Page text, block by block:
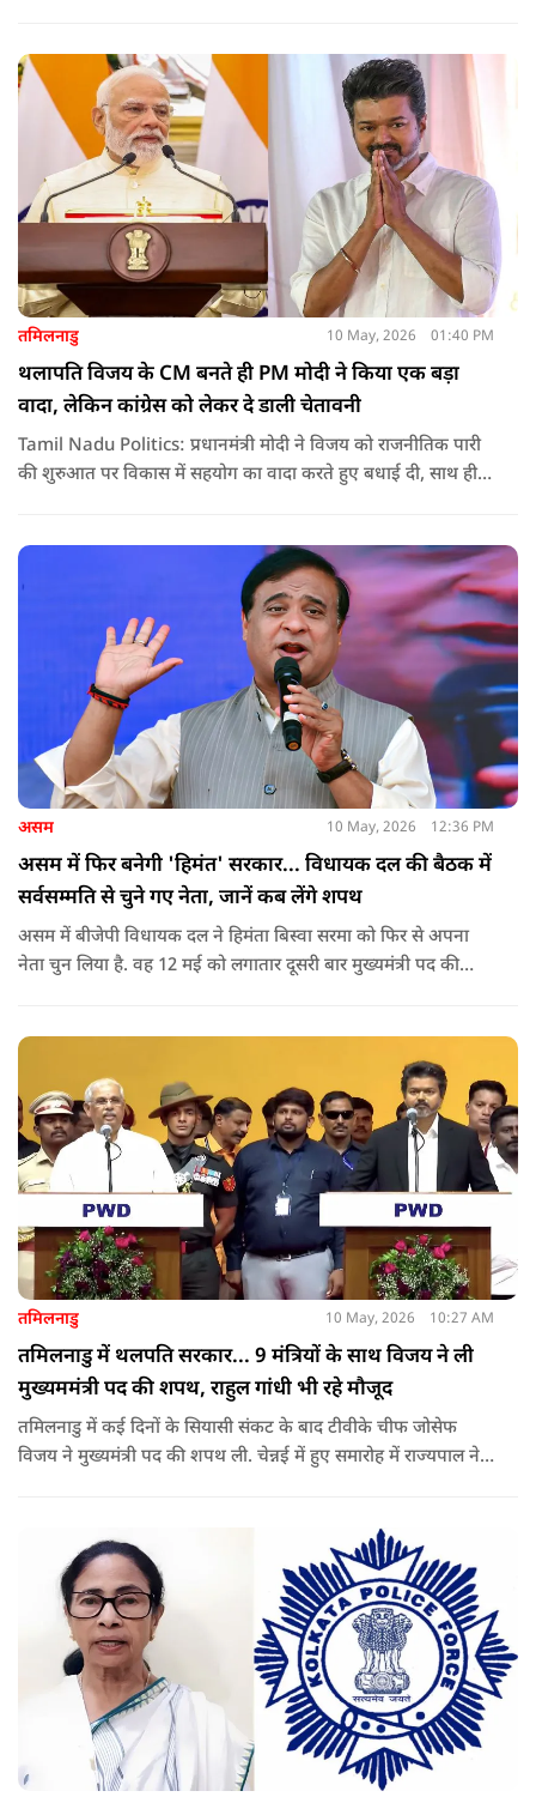
तमिलनाडु 10 May, 2026 01:40 PM
थलापति विजय के CM बनते ही PM मोदी ने किया एक बड़ा
वादा, लेकिन कांग्रेस को लेकर दे डाली चेतावनी
Tamil Nadu Politics: प्रधानमंत्री मोदी ने विजय को राजनीतिक पारी
की शुरुआत पर विकास में सहयोग का वादा करते हुए बधाई दी, साथ ही
असम 10 May, 2026 12:36 PM
असम में फिर बनेगी 'हिमंत' सरकार... विधायक दल की बैठक में
सर्वसम्मति से चुने गए नेता, जानें कब लेंगे शपथ
असम में बीजेपी विधायक दल ने हिमंता बिस्वा सरमा को फिर से अपना
नेता चुन लिया है. वह 12 मई को लगातार दूसरी बार मुख्यमंत्री पद की
तमिलनाडु 10 May, 2026 10:27 AM
तमिलनाडु में थलपति सरकार... 9 मंत्रियों के साथ विजय ने ली
मुख्यममंत्री पद की शपथ, राहुल गांधी भी रहे मौजूद
तमिलनाडु में कई दिनों के सियासी संकट के बाद टीवीके चीफ जोसेफ
विजय ने मुख्यमंत्री पद की शपथ ली. चेन्नई में हुए समारोह में राज्यपाल ने